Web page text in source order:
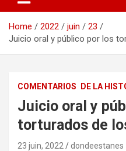
Home 2022 juin
23
Juicio oral y público por los
COMENTARIOS DE LA
Juicio oral y
torturados de
23 juin, 2022 dondeestanes